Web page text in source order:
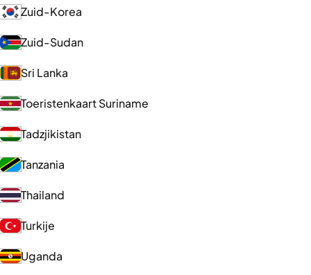
Zuid-Korea
Zuid-Sudan
Sri Lanka
Toeristenkaart Suriname
Tadzjikistan
Tanzania
Thailand
Turkije
Uganda